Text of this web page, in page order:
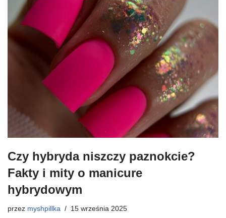
Czy hybryda niszczy paznokcie?
Fakty i mity o manicure
hybrydowym
przez myshpillka 15 września 2025